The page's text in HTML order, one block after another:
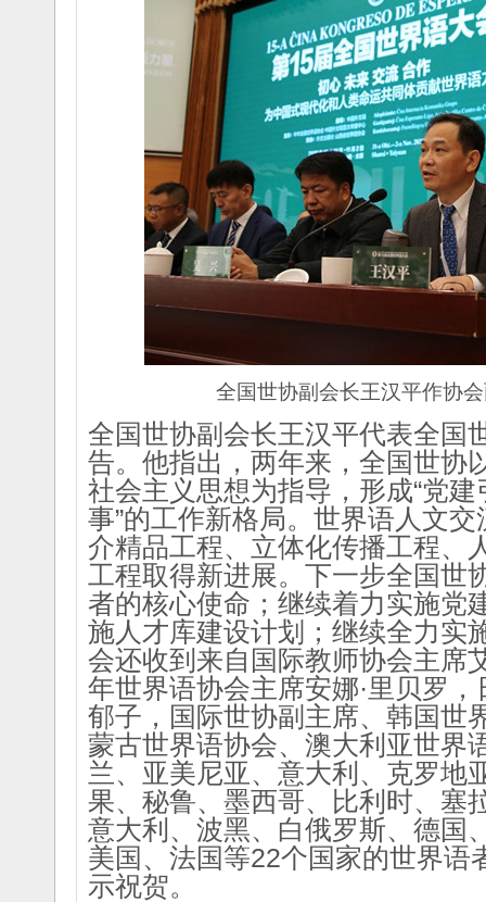
全国世协副会长王汉平作协
全国世协副会长王汉平代表全国
告。他指出，两年来，全国世协
社会主义思想为指导，形成“党
事”的工作新格局。世界语人文
介精品工程、立体化传播工程、
工程取得新进展。下一步全国世
者的核心使命；继续着力实施党
施人才库建设计划；继续全力实
会还收到来自国际教师协会主席
年世界语协会主席安娜·里贝罗
郁子， 国际世协副主席、 韩国世
蒙古世界语协会、澳大利亚世界
兰、亚美尼亚、意大利、克罗地
果、秘鲁、墨西哥、比利时、塞
意大利、波黑、白俄罗斯、德国
美国、法国等22个国家的世界语
示祝贺。